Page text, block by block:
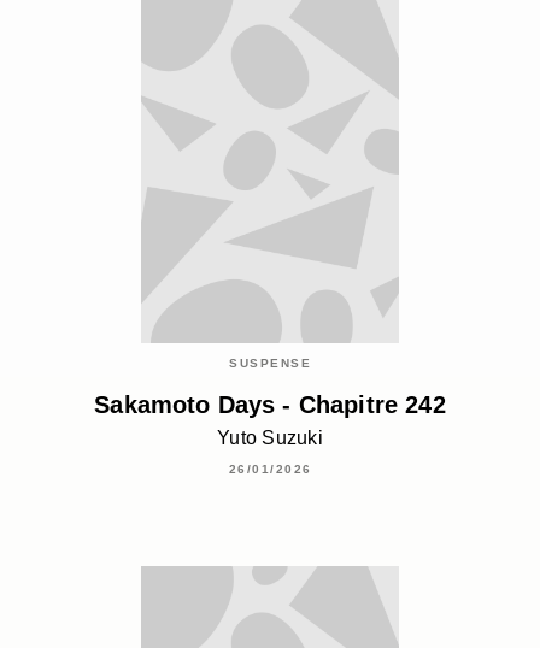
SUSPENSE
Sakamoto Days - Chapitre 242
Yuto Suzuki
26/01/2026